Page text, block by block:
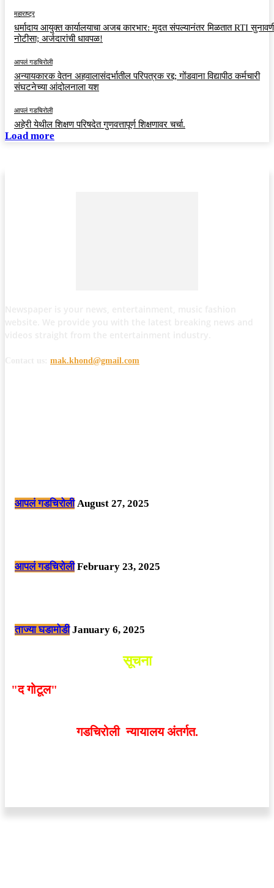
महाराष्ट्र
धर्मादाय आयुक्त कार्यालयाचा अजब कारभार: मुदत संपल्यानंतर मिळतात RTI
नोटीसा; अर्जदारांची धावपळ!
आपलं गडचिरोली
अन्यायकारक वेतन अहवालासंदर्भातील परिपत्रक रद्द; गोंडवाना विद्यापीठ कर्मचारी
संघटनेच्या आंदोलनाला यश
आपलं गडचिरोली
अहेरी येथील शिक्षण परिषदेत गुणवत्तापूर्ण शिक्षणावर चर्चा.
Load more
mak.khond@gmail.com
आपलं गडचिरोली August 27, 2025
आपलं गडचिरोली February 23, 2025
ताज्या घडामोडी January 6, 2025
सूचना
"द गोटूल"
गडचिरोली न्यायालय अंतर्गत.